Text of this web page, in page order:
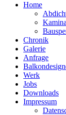
Home
Chronik
Galerie
Anfrage
Werk
Jobs
Downloads
Impressum